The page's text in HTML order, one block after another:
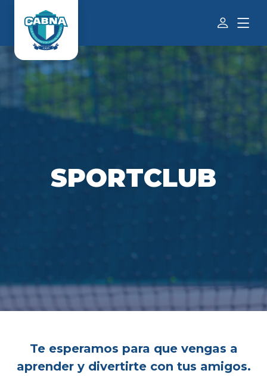
SPORTCLUB
Te esperamos para que vengas a
aprender y divertirte con tus amigos.